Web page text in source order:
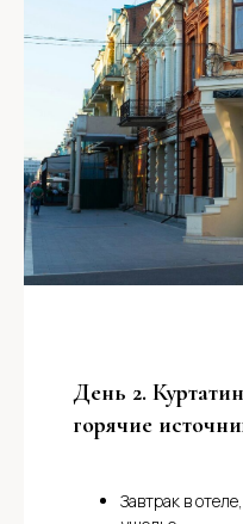
День 2.
горячие
Завтрак в